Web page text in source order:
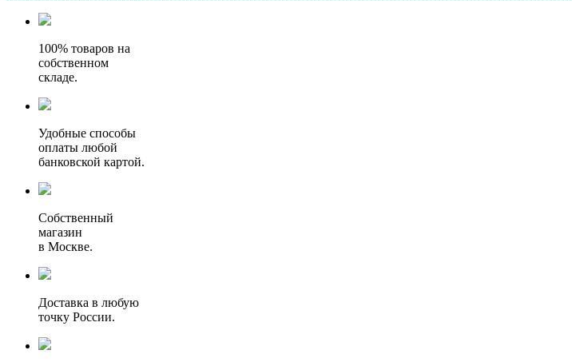
100% товаров на
собственном
складе.
Удобные способы
оплаты любой
банковской картой.
Собственный
магазин
в Москве.
Доставка в любую
точку России.